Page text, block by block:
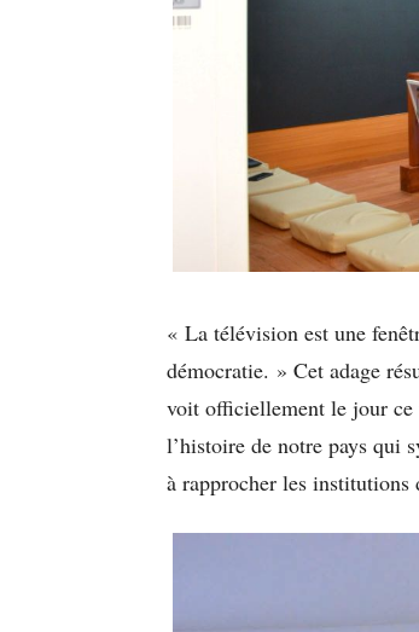
« La télévision est une
démocratie. » Cet adage
voit officiellement le jour ce
l’histoire de notre pays qui
à rapprocher les institutions